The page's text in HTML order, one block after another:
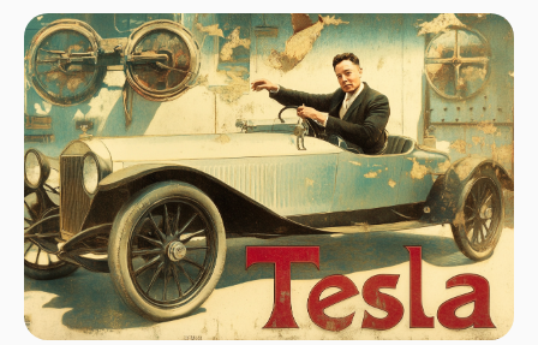
투자자들에게 긍정적으로 인식됐다. 구글은 검색과 유투브 광고 부문에서의
성과가 이번 실적을 이끌었다. 검색 부문은 1분기에만 전년 대비 9.8%가
증가한 507억 달러의 매출을 기록했고 유투브 매출는 예상에 소폭
미달했지만 89억 달러에 육박했다. 회사의 전체 매출은 전년 대비 12%가
성장하며 월가가 예상했던 10% 성장을 넘어섰다. 특히 순이익은 345억
4000만 달러로 전년 대비 46%나 증가하며 여전히 강력한 마진과 수익성을
지키는 기업임을 증명했다. 회사의 미래 먹거리로 인식되는 구글 클라우드
매출은 122억 6000만 달러로 예상에는 소폭 미달했지만 영업이익이 21억
8000만 달러로 전년 대비 142% 증가하며 영업 마진이 17.8%로 대폭
개선됐다.